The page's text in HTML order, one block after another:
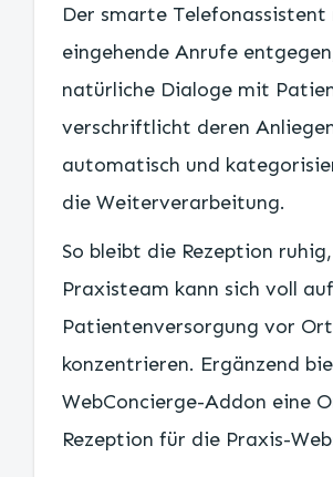
Der smarte
eingehende Anrufe
natürliche Dialoge mit
verschriftlicht deren
automatisch und
die Weiterverarbeitung.
So bleibt die Rezeption
Praxisteam kann sich voll
Patientenversorgung vor Ort
konzentrieren. Ergänzend
WebConcierge-Addon eine
Rezeption für die Praxis-